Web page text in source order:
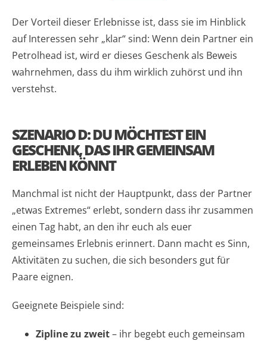
Der Vorteil dieser Erlebnisse ist, dass sie im Hinblick
auf Interessen sehr „klar“ sind: Wenn dein Partner ein
Petrolhead ist, wird er dieses Geschenk als Beweis
wahrnehmen, dass du ihm wirklich zuhörst und ihn
verstehst.
SZENARIO D: DU MÖCHTEST EIN
GESCHENK, DAS IHR GEMEINSAM
ERLEBEN KÖNNT
Manchmal ist nicht der Hauptpunkt, dass der Partner
„etwas Extremes“ erlebt, sondern dass ihr zusammen
einen Tag habt, an den ihr euch als euer
gemeinsames Erlebnis erinnert. Dann macht es Sinn,
Aktivitäten zu suchen, die sich besonders gut für
Paare eignen.
Geeignete Beispiele sind:
Zipline zu zweit– ihr begebt euch gemeinsam